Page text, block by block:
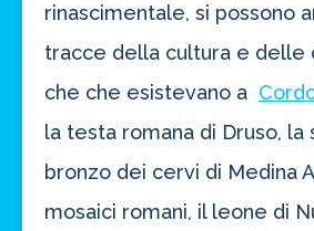
rinascimentale, si possono
tracce della cultura e delle
che che esistevano a
la testa romana di Druso, la
bronzo dei cervi di Medina
mosaici romani, il leone di